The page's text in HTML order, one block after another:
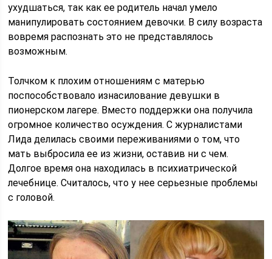
ухудшаться, так как ее родитель начал умело
манипулировать состоянием девочки. В силу возраста
вовремя распознать это не представлялось
возможным.
Толчком к плохим отношениям с матерью
поспособствовало изнасилование девушки в
пионерском лагере. Вместо поддержки она получила
огромное количество осуждения. С журналистами
Лида делилась своими переживаниями о том, что
мать выбросила ее из жизни, оставив ни с чем.
Долгое время она находилась в психиатрической
лечебнице. Считалось, что у нее серьезные проблемы
с головой.